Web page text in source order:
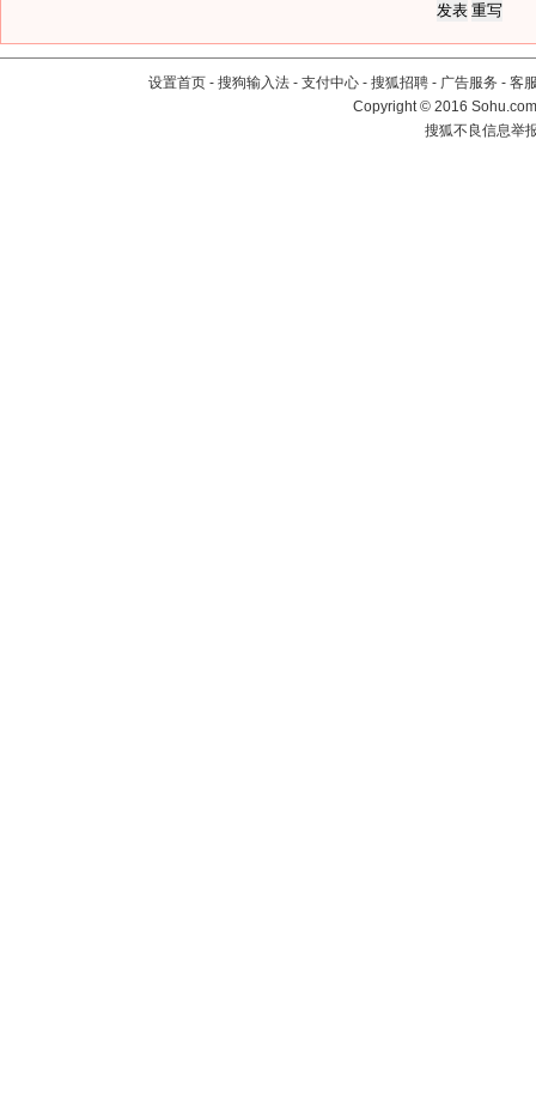
设置首页 - 搜狗输入法 - 支付中心 - 搜狐招聘 - 广告服务 - 客
Copyright©2016
搜狐不良信息举